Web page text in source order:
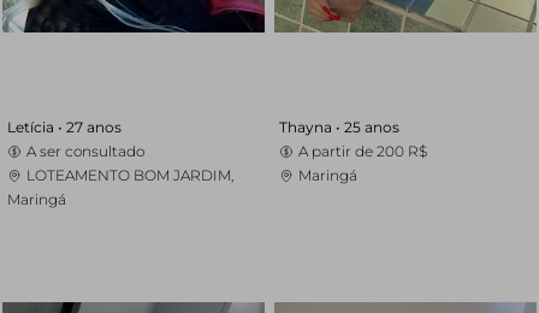
Letícia • 27 anos
A ser consultado
LOTEAMENTO BOM JARDIM,
Maringá
Thayna • 25 anos
A partir de 200 R$
Maringá